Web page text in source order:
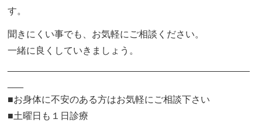
す。
聞きにくい事でも、お気軽にご相談ください。
一緒に良くしていきましょう。
■お身体に不安のある方はお気軽にご相談下さい
■土曜日も１日診療